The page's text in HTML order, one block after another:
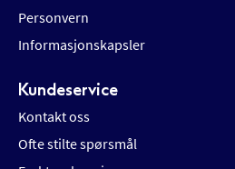
Personvern
Informasjonskapsler
Kundeservice
Kontakt oss
Ofte stilte spørsmål